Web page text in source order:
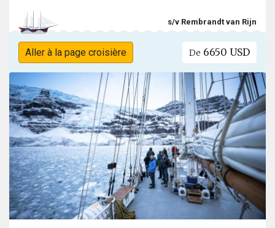
s/v Rembrandt van Rijn
Aller à la page croisière De 6650 USD